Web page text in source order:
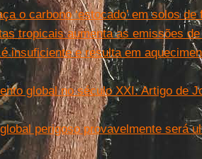
o carbono ‘estocado’ em solos
tropicais aumenta as emissões
insuficiente e resulta em
global no século XXI. Artigo de
perigoso provavelmente será